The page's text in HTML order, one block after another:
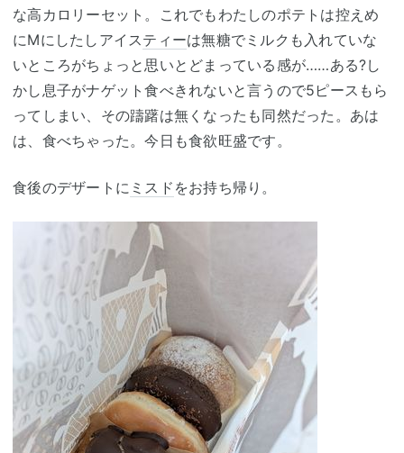
な高カロリーセット。これでもわたしのポテトは控えめ
にMにしたしアイスティーは無糖でミルクも入れていな
いところがちょっと思いとどまっている感が……ある?し
かし息子がナゲット食べきれないと言うので5ピースもら
ってしまい、その躊躇は無くなったも同然だった。あは
は、食べちゃった。今日も食欲旺盛です。
食後のデザートに ミスド をお持ち帰り。